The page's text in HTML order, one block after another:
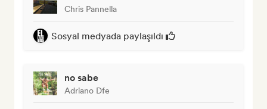
Chris Pannella
Sosyal medyada paylaşıldı
no sabe
Adriano Dfe